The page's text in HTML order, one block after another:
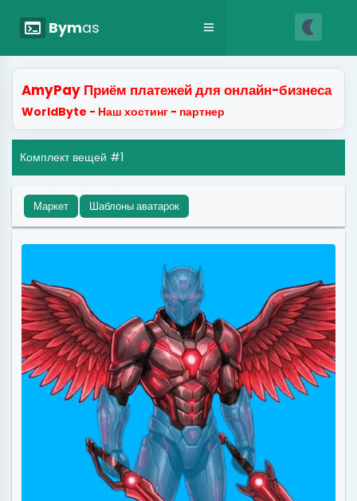
terminal Bymas nightlight
AmyPay Приём платежей для онлайн-бизнеса
WorldByte - Наш хостинг - партнер
Комплект вещей #1
Маркет Шаблоны аватарок